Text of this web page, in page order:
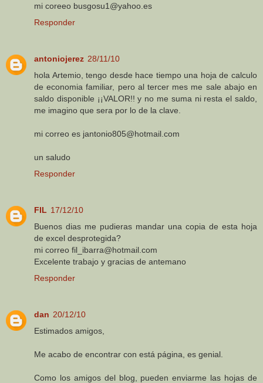
mi coreeo busgosu1@yahoo.es
Responder
antoniojerez 28/11/10
hola Artemio, tengo desde hace tiempo una hoja de calculo
de economia familiar, pero al tercer mes me sale abajo en
saldo disponible ¡¡VALOR!! y no me suma ni resta el saldo,
me imagino que sera por lo de la clave.
mi correo es jantonio805@hotmail.com
un saludo
Responder
FIL 17/12/10
Buenos dias me pudieras mandar una copia de esta hoja
de excel desprotegida?
mi correo fil_ibarra@hotmail.com
Excelente trabajo y gracias de antemano
Responder
dan 20/12/10
Estimados amigos,
Me acabo de encontrar con está página, es genial.
Como los amigos del blog, pueden enviarme las hojas de